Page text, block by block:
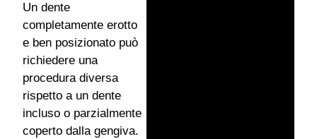
Un dente
completamente erotto
e ben posizionato può
richiedere una
procedura diversa
rispetto a un dente
incluso o parzialmente
coperto dalla gengiva.